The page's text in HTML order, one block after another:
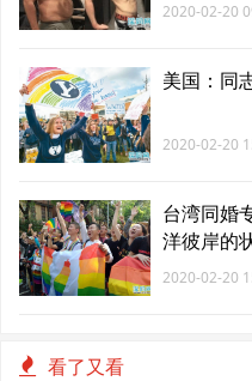
2020-02-20
美国：同
2020-02-20
台湾同婚
洋彼岸的
2020-02-20
看了又看